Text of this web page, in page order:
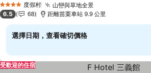
4 星級 度假村 山巒與草地全景查看價格
6.5 68 距離苗栗車站 9.9 公里
選擇日期，查看確切價格
受歡迎的住宿